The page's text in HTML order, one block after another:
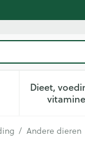
voor
Dieet,
/ Andere dieren